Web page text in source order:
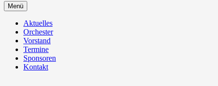
Musikverein Asten
Menü Zum
Inhalt
springen
Aktuelles
Orchester
Vorstand
Termine
Sponsoren
Kontakt